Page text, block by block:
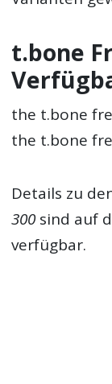
t.bone
the t.bone
the t.bone
Details zu
300sind auf
verfügbar.